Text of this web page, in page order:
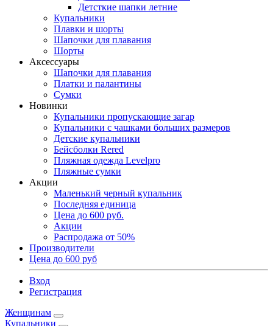
Детсткие шапки летние
Купальники
Плавки и шорты
Шапочки для плавания
Шорты
Аксессуары
Шапочки для плавания
Платки и палантины
Сумки
Новинки
Купальники пропускающие загар
Купальники с чашками больших размеров
Детские купальники
Бейсболки Rered
Пляжная одежда Levelpro
Пляжные сумки
Акции
Маленький черный купальник
Последняя единица
Цена до 600 руб.
Акции
Распродажа от 50%
Производители
Цена до 600 руб
Вход
Регистрация
Женщинам
Купальники